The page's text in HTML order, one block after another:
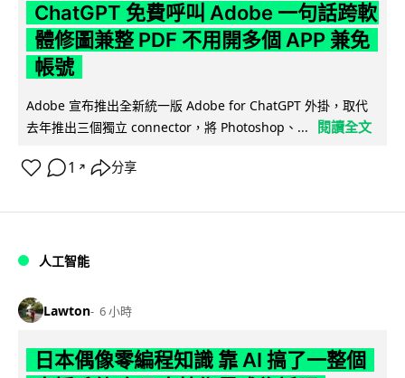
ChatGPT 免費呼叫 Adobe 一句話跨軟
體修圖兼整 PDF 不用開多個 APP 兼免
帳號
Adobe 宣布推出全新統一版 Adobe for ChatGPT 外掛，取代
去年推出三個獨立 connector，將 Photoshop、...
閱讀全文
1 ↗ 分享
人工智能
Lawton 6 小時
日本偶像零編程知識 靠 AI 搞了一整個